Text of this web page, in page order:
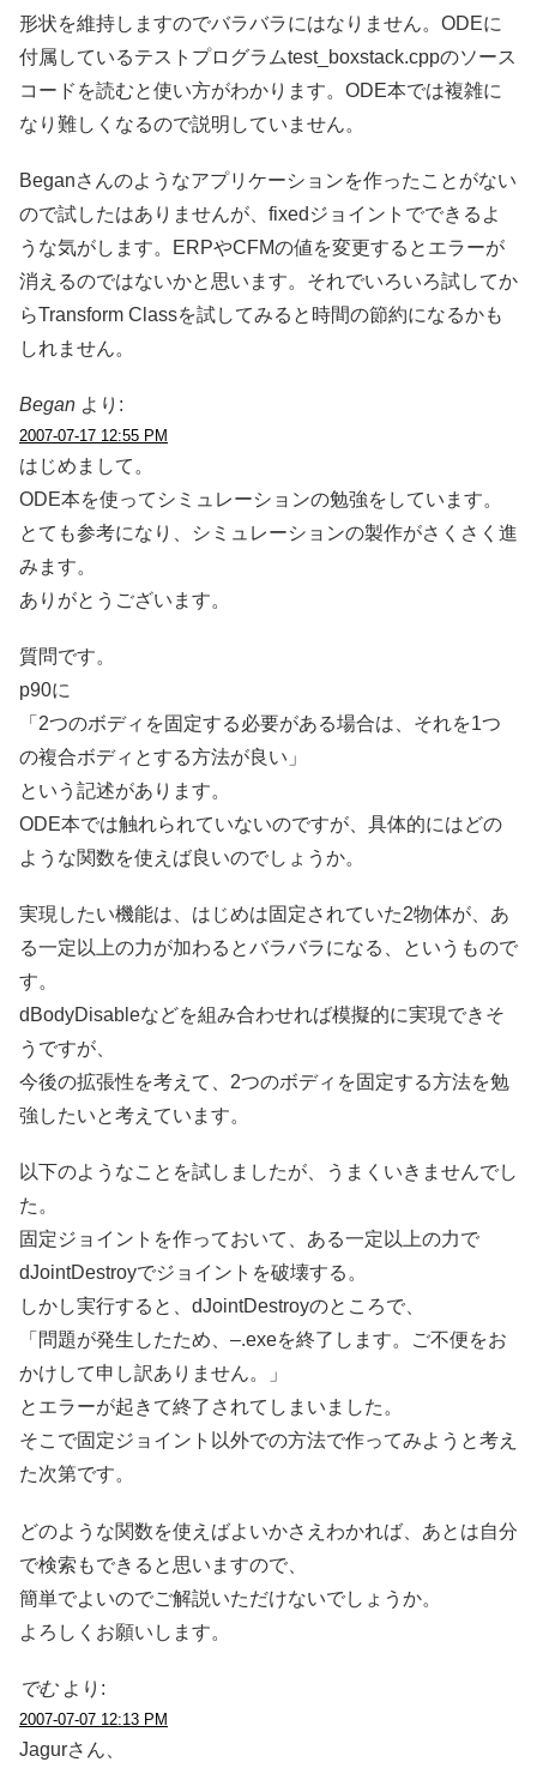
形状を維持しますのでバラバラにはなりません。ODEに
付属しているテストプログラムtest_boxstack.cppのソース
コードを読むと使い方がわかります。ODE本では複雑に
なり難しくなるので説明していません。
Beganさんのようなアプリケーションを作ったことがない
ので試したはありませんが、fixedジョイントでできるよ
うな気がします。ERPやCFMの値を変更するとエラーが
消えるのではないかと思います。それでいろいろ試してか
らTransform Classを試してみると時間の節約になるかも
しれません。
Began より:
2007-07-17 12:55 PM
はじめまして。
ODE本を使ってシミュレーションの勉強をしています。
とても参考になり、シミュレーションの製作がさくさく進
みます。
ありがとうございます。
質問です。
p90に
「2つのボディを固定する必要がある場合は、それを1つ
の複合ボディとする方法が良い」
という記述があります。
ODE本では触れられていないのですが、具体的にはどの
ような関数を使えば良いのでしょうか。
実現したい機能は、はじめは固定されていた2物体が、あ
る一定以上の力が加わるとバラバラになる、というもので
す。
dBodyDisableなどを組み合わせれば模擬的に実現できそ
うですが、
今後の拡張性を考えて、2つのボディを固定する方法を勉
強したいと考えています。
以下のようなことを試しましたが、うまくいきませんでし
た。
固定ジョイントを作っておいて、ある一定以上の力で
dJointDestroyでジョイントを破壊する。
しかし実行すると、dJointDestroyのところで、
「問題が発生したため、–.exeを終了します。ご不便をお
かけして申し訳ありません。」
とエラーが起きて終了されてしまいました。
そこで固定ジョイント以外での方法で作ってみようと考え
た次第です。
どのような関数を使えばよいかさえわかれば、あとは自分
で検索もできると思いますので、
簡単でよいのでご解説いただけないでしょうか。
よろしくお願いします。
でむ より:
2007-07-07 12:13 PM
Jagurさん、